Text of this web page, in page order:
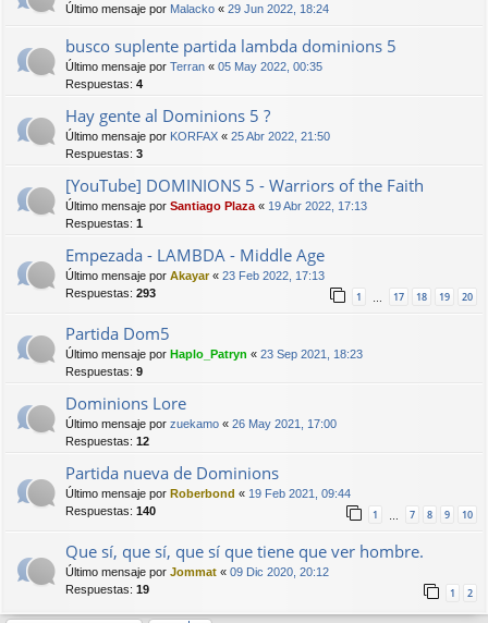
Último mensaje por Malacko « 29 Jun 2022, 18:24
busco suplente partida lambda dominions 5
Último mensaje por Terran « 05 May 2022, 00:35
Respuestas: 4
Hay gente al Dominions 5 ?
Último mensaje por KORFAX « 25 Abr 2022, 21:50
Respuestas: 3
[YouTube] DOMINIONS 5 - Warriors of the Faith
Último mensaje por Santiago Plaza « 19 Abr 2022, 17:13
Respuestas: 1
Empezada - LAMBDA - Middle Age
Último mensaje por Akayar« 23 Feb 2022, 17:13
Respuestas: 293 1 17 18 19 20
Partida Dom5
Último mensaje por Haplo_Patryn « 23 Sep 2021, 18:23
Respuestas: 9
Dominions Lore
Último mensaje por zuekamo « 26 May 2021, 17:00
Respuestas: 12
Partida nueva de Dominions
Último mensaje por Roberbond « 19 Feb 2021, 09:44
Respuestas: 140 1 7 8 9 10
Que sí, que sí, que sí que tiene que ver hombre.
Último mensaje por Jommat « 09 Dic 2020, 20:12
Respuestas: 19 1 2